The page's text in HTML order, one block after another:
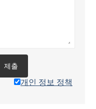
제출
개인 정보 정책